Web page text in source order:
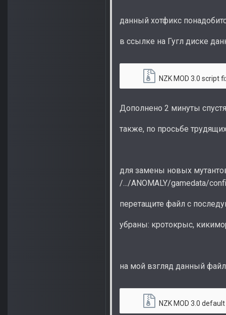
данный хотфикс
в ссылке на Гугл диске
NZK MOD 3.0 script
Дополнено 2 минуты спустя
также, по просьбе
для замены новых
/.../ANOMALY/gamedata/
перетащите файл с
убраны: кротокрыс,
на мой взгляд данный
NZK MOD 3.0 default